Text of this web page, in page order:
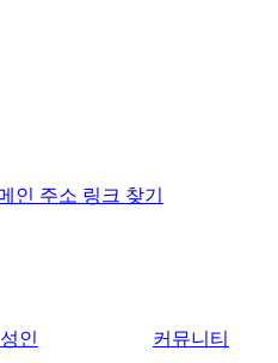
성인 커뮤니티